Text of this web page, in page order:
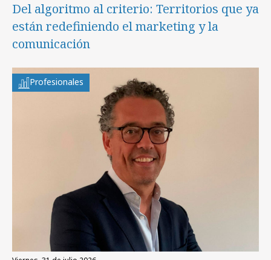
Del algoritmo al criterio: Territorios que ya
están redefiniendo el marketing y la
comunicación
Profesionales